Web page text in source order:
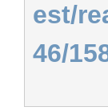
est/
46/